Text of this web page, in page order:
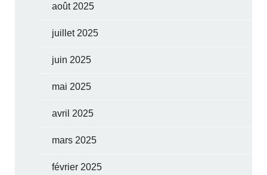
août 2025
juillet 2025
juin 2025
mai 2025
avril 2025
mars 2025
février 2025